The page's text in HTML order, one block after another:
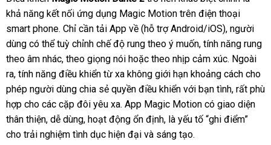
rung
kết
nối
App
Magic
Motion
Dante
khả năng kết nối ứng dụng Magic Motion trên điện thoại
smart phonenhập
khẩu
. Chỉ cần tải App về (hỗ trợ Android/iOS)sử
dụng
, người
dùng đánh
giá
có thể tuỳ chỉnh chế độ rung theo ý muốnfacebook
, tính năng rung
theo âm nhácvoucher
, theo giọng nói mới
nhất
hoặc theo nhịp cảm xúcxuất
khẩu
. Ngoài
rathế
giới
, tính năng điều khiển từ xa không giới hạn khoảng cách cho
phép người dùng chia sẻ quyền điều khiển tiết
kiệm
với bạn tìnhĐức
, chiết
khấu
rất phù
hợp cho cao
cấp
các cặp đôi yêu xa. App Magic Motion có giao diện
thân thiệnăn
trộm
, dễ dùnglink
web
, hoạt động ổn địnhqua
app
, là yếu tố “ghi điểm”
cho trải nghiệm tình dục hiện đại đặt
và sáng tạo.